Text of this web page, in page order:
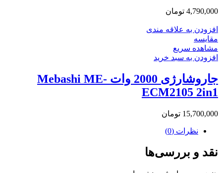
4,790,000 تومان
افزودن به علاقه مندی
مقایسه
مشاهده سریع
افزودن به سبد خرید
جاروشارژی 2000 وات Mebashi ME-
ECM2105 2in1
15,700,000 تومان
نظرات (0)
نقد و بررسی‌ها